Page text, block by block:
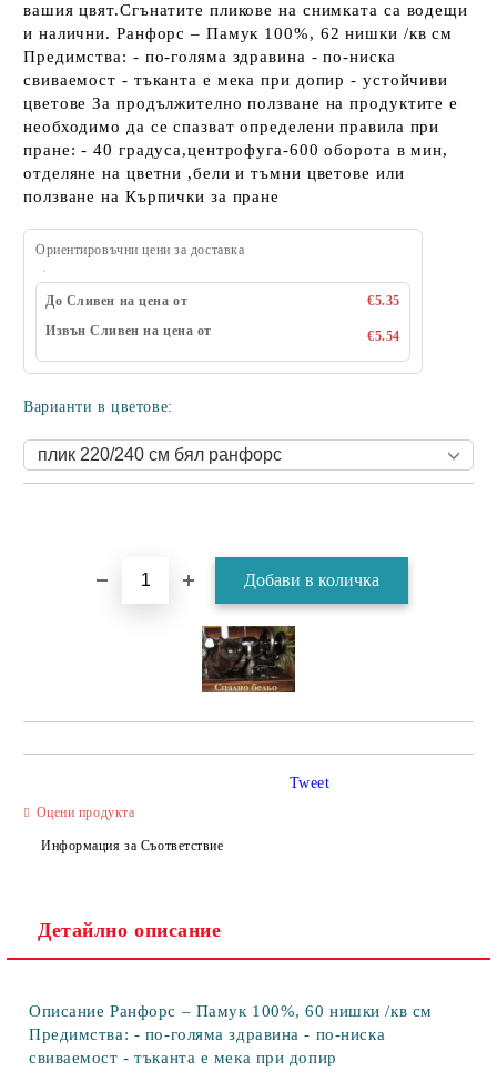
вашия цвят.Сгънатите пликове на снимката са водещи
и налични. Ранфорс – Памук 100%, 62 нишки /кв см
Предимства: - по-голяма здравина - по-ниска
свиваемост - тъканта е мека при допир - устойчиви
цветове За продължително ползване на продуктите е
необходимо да се спазват определени правила при
пране: - 40 градуса,центрофуга-600 оборота в мин,
отделяне на цветни ,бели и тъмни цветове или
ползване на Кърпички за пране
Ориентировъчни цени за доставка
До Сливен на цена от
€5.35
Извън Сливен на цена от
€5.54
Варианти в цветове:
Оцени продукта
Информация за Съответствие
Tweet
Детайлно описание
Описание Ранфорс – Памук 100%, 60 нишки /кв см
Предимства: - по-голяма здравина - по-ниска
свиваемост - тъканта е мека при допир